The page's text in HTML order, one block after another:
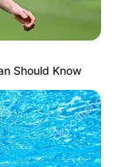
Should Know